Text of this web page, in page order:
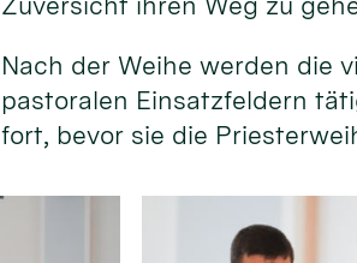
Nach der Weihe werden die
pastoralen Einsatzfeldern
fort, bevor sie die